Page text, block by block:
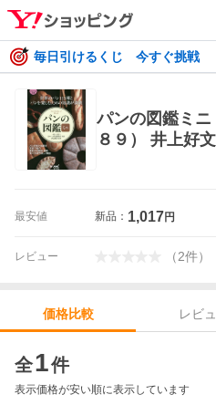
毎日引けるくじ 今すぐ挑戦
パンの図鑑ミ
８９） 井上好
最安値 新品： 1,017円
レビュー （2件）
価格比較 レビ
全1件
表示価格が安い順に表示しています